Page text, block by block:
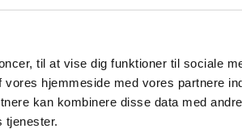
til at vise dig funktioner til sociale
hjemmeside med vores partnere
kan kombinere disse data med
tjenester.